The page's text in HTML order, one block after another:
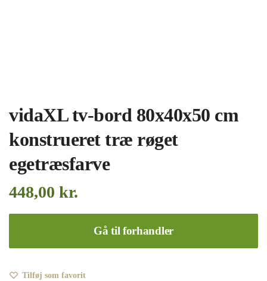
vidaXL tv-bord 80x40x50 cm
konstrueret træ røget
egetræsfarve
448,00 kr.
Gå til forhandler
Tilføj som favorit